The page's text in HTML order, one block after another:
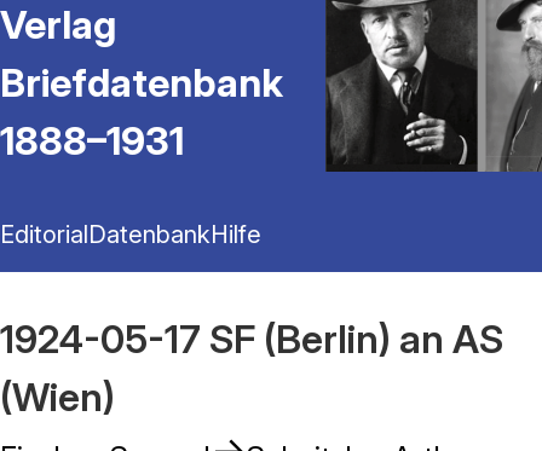
Verlag
Briefdatenbank
1888–1931
EditorialDatenbankHilfe
1924-05-17 SF (Berlin) an AS
(Wien)